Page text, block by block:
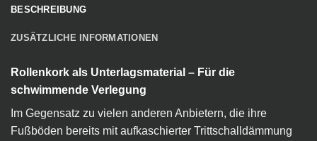
BESCHREIBUNG
ZUSÄTZLICHE INFORMATIONEN
Rollenkork als Unterlagsmaterial – Für die
schwimmende Verlegung
Im Gegensatz zu vielen anderen Anbietern, die ihre
Fußböden bereits mit aufkaschierter Trittschalldämmung